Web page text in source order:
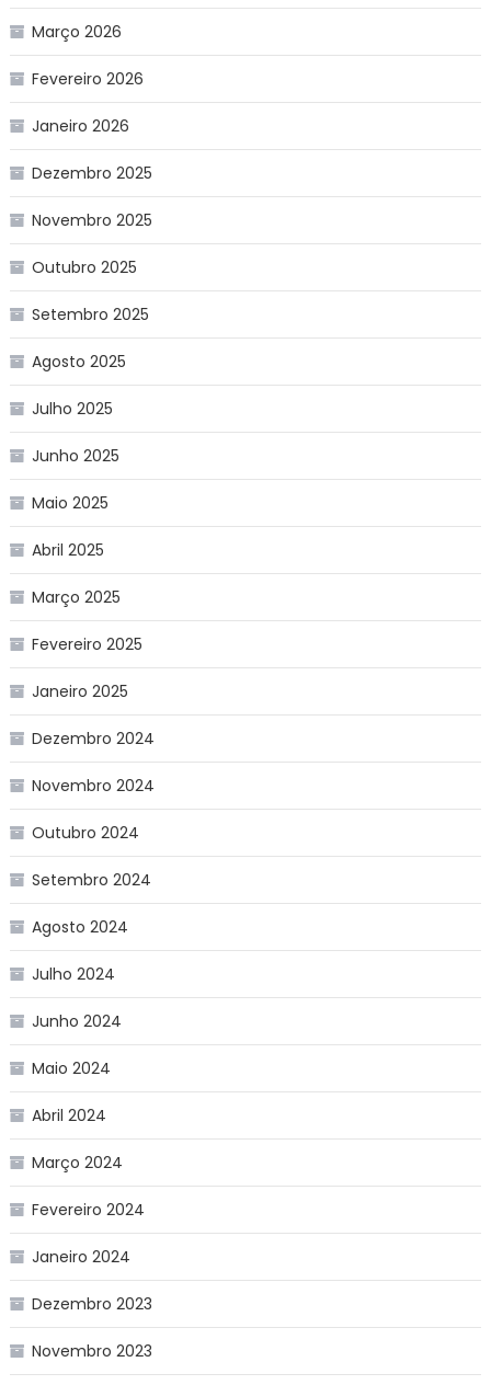
Março 2026
Fevereiro 2026
Janeiro 2026
Dezembro 2025
Novembro 2025
Outubro 2025
Setembro 2025
Agosto 2025
Julho 2025
Junho 2025
Maio 2025
Abril 2025
Março 2025
Fevereiro 2025
Janeiro 2025
Dezembro 2024
Novembro 2024
Outubro 2024
Setembro 2024
Agosto 2024
Julho 2024
Junho 2024
Maio 2024
Abril 2024
Março 2024
Fevereiro 2024
Janeiro 2024
Dezembro 2023
Novembro 2023